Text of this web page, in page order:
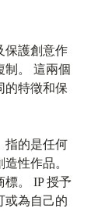
保護創意作
制。 這兩個
的特徵和保
指的是任何
性作品。
標。 IP 授予
或為自己的